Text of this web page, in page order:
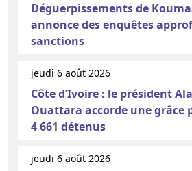
Déguerpissements de
annonce des enquêtes
sanctions
jeudi 6 août 2026
Côte d’Ivoire : le président
Ouattara accorde une grâce
4 661 détenus
jeudi 6 août 2026